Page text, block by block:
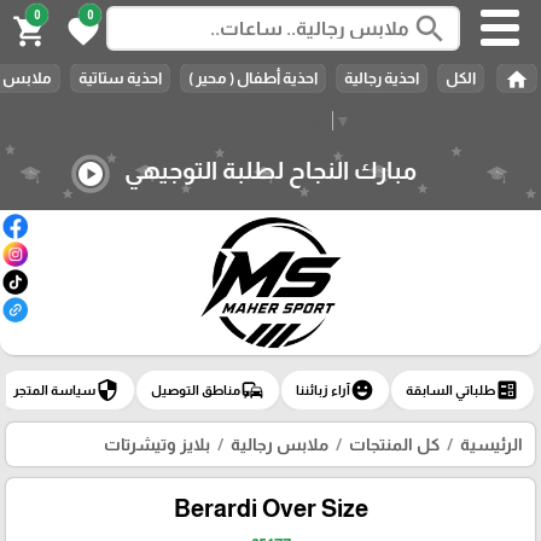
▼
search
0
favorite
0
shopping_cart
home الكل احذية رجالية احذية أطفال ( محير ) احذية ستاتية ملابس
مبارك النجاح لطلبة التوجيهي play_circle
ballotطلباتي السابقة emoji_emotionsآراء زبائننا commuteمناطق التوصيل securityسياسة المتجر
الرئيسية كل المنتجات ملابس رجالية بلايز وتيشرتات
Berardi Over Size